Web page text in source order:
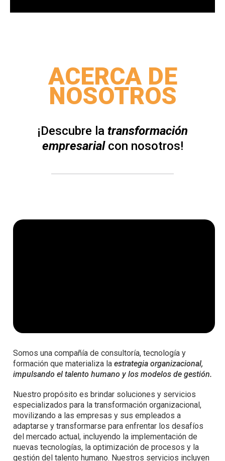
ACERCA DE
NOSOTROS
¡Descubre la transformación
empresarial con nosotros!
Somos una compañía de consultoría, tecnología y
formación que materializa la estrategia organizacional,
impulsando el talento humano y los modelos de gestión.
Nuestro propósito es brindar soluciones y servicios
especializados para la transformación organizacional,
movilizando a las empresas y sus empleados a
adaptarse y transformarse para enfrentar los desafíos
del mercado actual, incluyendo la implementación de
nuevas tecnologías, la optimización de procesos y la
gestión del talento humano. Nuestros servicios incluyen